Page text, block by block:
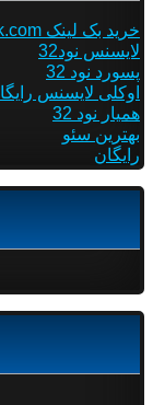
خرید بک لینک behtarinbacklink.com
لایسنس نود32
پسورد نود 32
اوکلی لایسنس رایگان
همیار نود 32
بهترین سئو
رایگان